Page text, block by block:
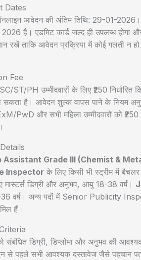
Dates
आवेदन की अंतिम तिथि: 29-01-
है। एडमिट कार्ड जल्द ही उपलब्ध होगा और
रखें ताकि आवेदन प्रक्रिया में कोई गलती
Fee
ST/PH उम्मीदवारों के लिए ₹250
सकता है। आवेदन शुल्क वापस पाने के नियम
PwD और सभी महिला उम्मीदवारों को
Assistant Grade III (Chemist &
Inspector के लिए किसी भी स्ट्रीम में
मास्टर्स डिग्री और अनुभव, आयु 18-38 वर्ष।
वर्ष। अन्य पदों में Senior Publicity
हैं।
संबंधित डिग्री, डिप्लोमा और अनुभव की
से पहले सभी आवश्यक दस्तावेज जैसे पहचान